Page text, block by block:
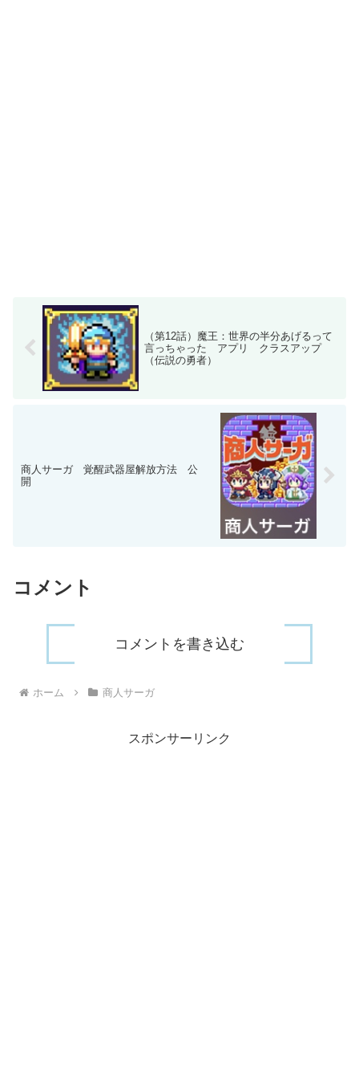
（第12話）魔王：世界の半分あげるって
言っちゃった アプリ クラスアップ
（伝説の勇者）
商人サーガ 覚醒武器屋解放方法 公
開
コメント
コメントを書き込む
ホーム 商人サーガ
スポンサーリンク